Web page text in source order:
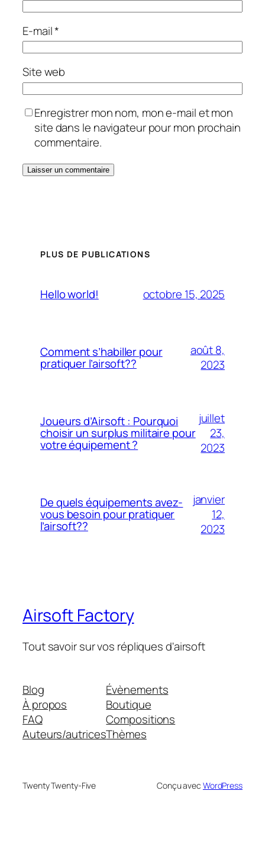
E-mail*
Site web
Enregistrer mon nom, mon e-mail et mon
site dans le navigateur pour mon prochain
commentaire.
PLUS DE PUBLICATIONS
Hello world! octobre 15, 2025
Comment s’habiller pour
pratiquer l’airsoft??
août 8,
2023
Joueurs d’Airsoft : Pourquoi
choisir un surplus militaire pour
votre équipement ?
juillet
23,
2023
De quels équipements avez-
vous besoin pour pratiquer
l’airsoft??
janvier
12,
2023
Airsoft Factory
Tout savoir sur vos répliques d'airsoft
Blog
À propos
FAQ
Auteurs/autrices
Évènements
Boutique
Compositions
Thèmes
Twenty Twenty-Five Conçu avec WordPress